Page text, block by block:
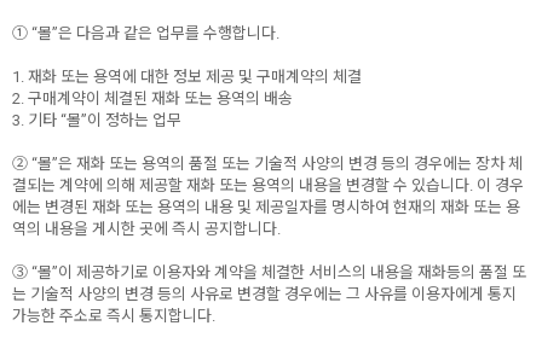
① “몰”은 다음과 같은 업무를 수행합니다.
1. 재화 또는 용역에 대한 정보 제공 및 구매계약의 체결
2. 구매계약이 체결된 재화 또는 용역의 배송
3. 기타 “몰”이 정하는 업무
② “몰”은 재화 또는 용역의 품절 또는 기술적 사양의 변경 등의 경우에는 장차 체
결되는 계약에 의해 제공할 재화 또는 용역의 내용을 변경할 수 있습니다. 이 경우
에는 변경된 재화 또는 용역의 내용 및 제공일자를 명시하여 현재의 재화 또는 용
역의 내용을 게시한 곳에 즉시 공지합니다.
③ “몰”이 제공하기로 이용자와 계약을 체결한 서비스의 내용을 재화등의 품절 또
는 기술적 사양의 변경 등의 사유로 변경할 경우에는 그 사유를 이용자에게 통지
가능한 주소로 즉시 통지합니다.